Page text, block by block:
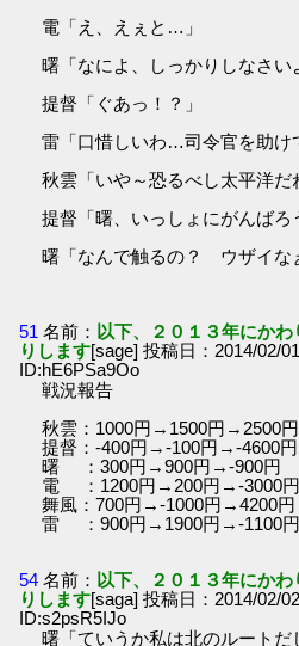
電「え、えぇと…」
曙「なによ、しっかりしなさい
提督「ぐあっ！？」
雷「口惜しいわ…司令官を助け
秋雲「いや～恐るべし太平洋だ
提督「曙、いっしょにがんばろ
曙「なんで触るの？ ウザイな
51 名前： 以下、２０１３年にか
りします[sage] 投稿日：2014/02/
ID:hE6PSa9Oo
戦況報告
秋雲：1000円→1500円→2500円
提督：-400円→-100円→-4600円
曙 ：300円→900円→-900円
電 ：1200円→200円→-3000円
舞風：700円→-1000円→4200円
雷 ：900円→1900円→-1100
54 名前： 以下、２０１３年にか
りします[saga] 投稿日：2014/02/
ID:s2psR5IJo
曙「ていうか私は北のルートだ